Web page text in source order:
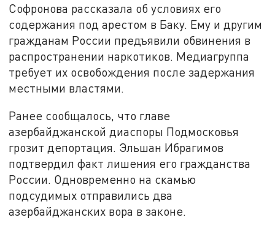
Софронова рассказала об условиях его
содержания под арестом в Баку. Ему и другим
гражданам России предъявили обвинения в
распространении наркотиков. Медиагруппа
требует их освобождения после задержания
местными властями.
Ранее сообщалось, что главе
азербайджанской диаспоры Подмосковья
грозит депортация. Эльшан Ибрагимов
подтвердил факт лишения его гражданства
России. Одновременно на скамью
подсудимых отправились два
азербайджанских вора в законе.